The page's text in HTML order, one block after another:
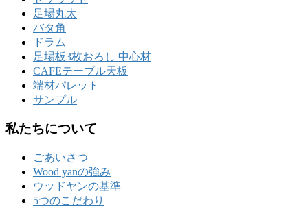
足場丸太
バタ角
ドラム
足場板3枚おろし 中心材
CAFEテーブル天板
端材パレット
サンプル
私たちについて
ごあいさつ
Wood yanの強み
ウッドヤンの基準
5つのこだわり